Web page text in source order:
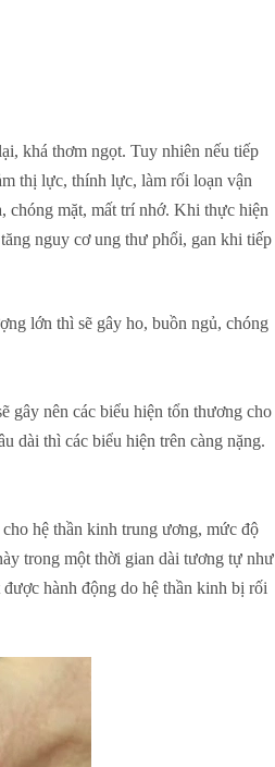
khá thơm ngọt. Tuy nhiên nếu tiếp
thị lực, thính lực, làm rối loạn vận
chóng mặt, mất trí nhớ. Khi thực hiện
nguy cơ ung thư phổi, gan khi tiếp
lớn thì sẽ gây ho, buồn ngủ, chóng
gây nên các biểu hiện tổn thương cho
dài thì các biểu hiện trên càng nặng.
hệ thần kinh trung ương, mức độ
trong một thời gian dài tương tự như
hành động do hệ thần kinh bị rối